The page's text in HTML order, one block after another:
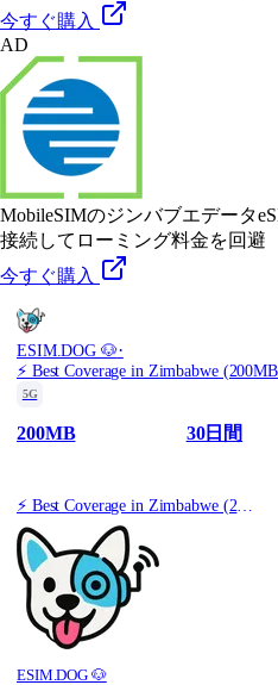
今すぐ購入
AD
MobileSIMのジンバブエデータ
接続してローミング料金を回避
今すぐ購入
ESIM.DOG 🐶·
⚡️ Best Coverage in Zimbabwe
5G
200MB 30日間
ESIM.DOG 🐶